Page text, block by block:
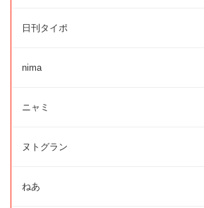
日刊タイポ
nima
ニャミ
ヌトグラン
ねあ